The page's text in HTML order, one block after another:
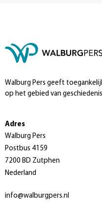
Walburg Pers geeft
op het gebied van
Adres
Walburg Pers
Postbus 4159
7200 BD Zutphen
Nederland
info@walburgpers.nl